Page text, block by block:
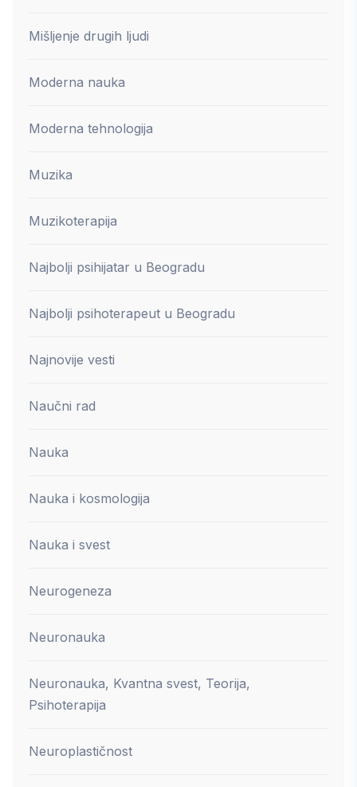
Mišljenje drugih ljudi
Moderna nauka
Moderna tehnologija
Muzika
Muzikoterapija
Najbolji psihijatar u Beogradu
Najbolji psihoterapeut u Beogradu
Najnovije vesti
Naučni rad
Nauka
Nauka i kosmologija
Nauka i svest
Neurogeneza
Neuronauka
Neuronauka, Kvantna svest, Teorija,
Psihoterapija
Neuroplastičnost